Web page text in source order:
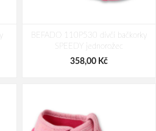
BEFADO 110P530 dívčí bačkorky
SPEEDY jednorožec
358,00 Kč